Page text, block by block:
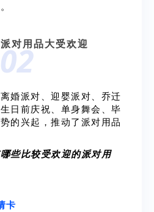
02
对用品大受欢迎
婚派对、迎婴派对、乔迁
日前庆祝、单身舞会、毕
的兴起，推动了派对用品
些比较受欢迎的派对用
卡